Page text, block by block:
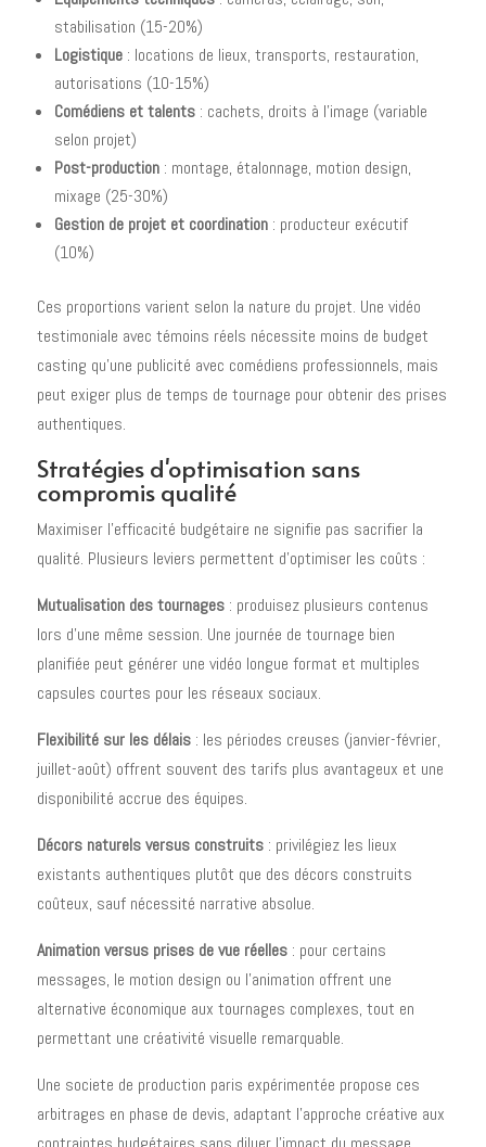
stabilisation (15-20%)
Logistique: locations de lieux, transports, restauration,
autorisations (10-15%)
Comédiens et talents: cachets, droits à l'image (variable
selon projet)
Post-production: montage, étalonnage, motion design,
mixage (25-30%)
Gestion de projet et coordination: producteur exécutif
(10%)
Ces proportions varient selon la nature du projet. Une vidéo
testimoniale avec témoins réels nécessite moins de budget
casting qu'une publicité avec comédiens professionnels, mais
peut exiger plus de temps de tournage pour obtenir des prises
authentiques.
Stratégies d'optimisation sans
compromis qualité
Maximiser l'efficacité budgétaire ne signifie pas sacrifier la
qualité. Plusieurs leviers permettent d'optimiser les coûts :
Mutualisation des tournages: produisez plusieurs contenus
lors d'une même session. Une journée de tournage bien
planifiée peut générer une vidéo longue format et multiples
capsules courtes pour les réseaux sociaux.
Flexibilité sur les délais: les périodes creuses (janvier-février,
juillet-août) offrent souvent des tarifs plus avantageux et une
disponibilité accrue des équipes.
Décors naturels versus construits: privilégiez les lieux
existants authentiques plutôt que des décors construits
coûteux, sauf nécessité narrative absolue.
Animation versus prises de vue réelles: pour certains
messages, le motion design ou l'animation offrent une
alternative économique aux tournages complexes, tout en
permettant une créativité visuelle remarquable.
Une societe de production paris expérimentée propose ces
arbitrages en phase de devis, adaptant l'approche créative aux